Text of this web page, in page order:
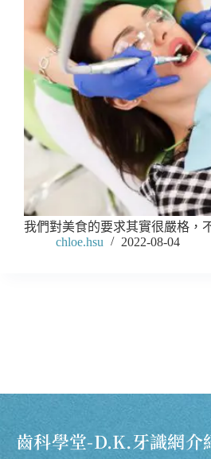
我們對美食的要求其實很嚴格，
chloe.hsu
2022-08-04
齒科學堂-D.K.牙識網介